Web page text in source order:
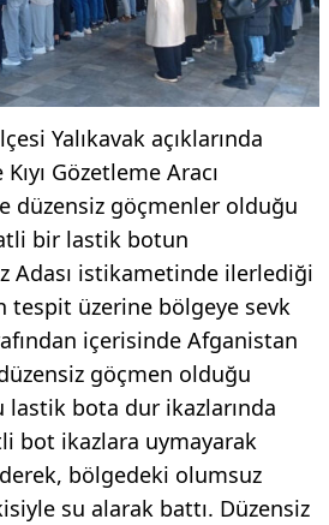
Yalıkavak açıklarında
Gözetleme Aracı
düzensiz göçmenler olduğu
bir lastik botun
Adası istikametinde ilerlediği
tespit üzerine bölgeye sevk
içerisinde Afganistan
göçmen olduğu
bota dur ikazlarında
bot ikazlara uymayarak
bölgedeki olumsuz
su alarak battı. Düzensiz